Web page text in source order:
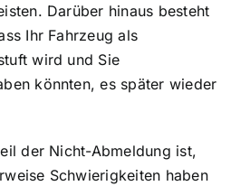
Darüber hinaus besteht
Ihr Fahrzeug als
wird und Sie
könnten, es später wieder
der Nicht-Abmeldung ist,
Schwierigkeiten haben